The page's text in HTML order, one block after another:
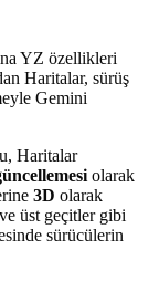
YZ özellikleri
Haritalar, sürüş
Gemini
Haritalar
olarak
3D olarak
üst geçitler gibi
sürücülerin